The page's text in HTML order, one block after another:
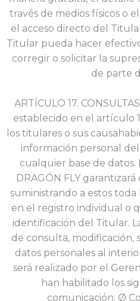
través de medios físicos o
el acceso directo del
Titular pueda hacer
corregir o solicitar la
de parte
ARTÍCULO 17.
establecido en el artículo
los titulares o sus
información personal
cualquier base de datos.
DRAGÓN FLY
suministrando a estos
en el registro individual o
identificación del Titular.
de consulta, modificación,
datos personales al
será realizado por el
han habilitado los
comunicación: Ø